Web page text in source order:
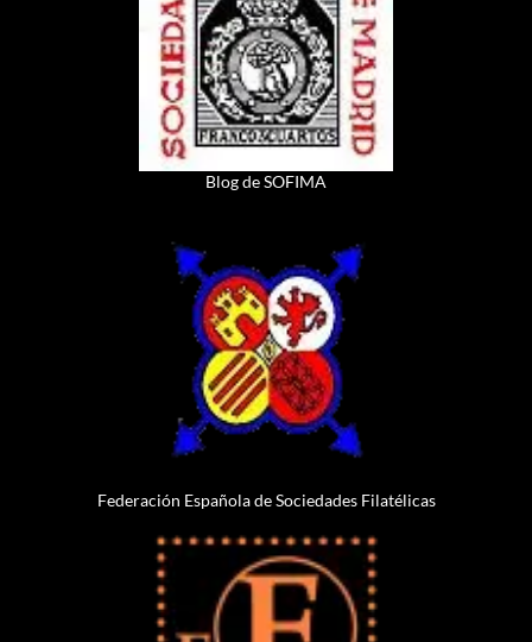
Blog de SOFIMA
Federación Española de Sociedades Filatélicas